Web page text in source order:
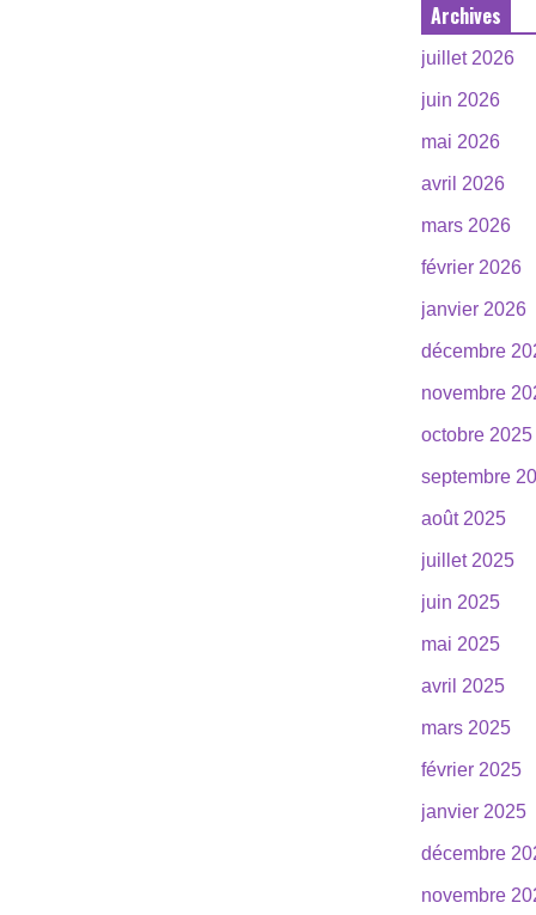
Archives
juillet 2026
juin 2026
mai 2026
avril 2026
mars 2026
février 2026
janvier 2026
décembre
novembre
octobre 2025
septembre
août 2025
juillet 2025
juin 2025
mai 2025
avril 2025
mars 2025
février 2025
janvier 2025
décembre
novembre